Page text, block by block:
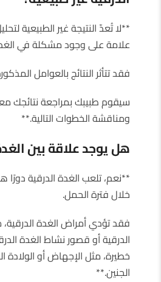
**لا تُعدّ النتيجة غير الطبيعية
علامة على وجود مشكلة في
فقد تتأثر النتائج بالعوامل
سيقوم طبيبك بمراجعة نتائجك
ومناقشة الخطوات التالية.**
هل يوجد علاقة بين
**نعم، تلعب الغدة الدرقية
خلال فترة الحمل.
فقد تؤدي أمراض الغدة
الدرقية أو قصور نشاط الغدة
خطيرة، مثل الإجهاض أو
الجنين.**